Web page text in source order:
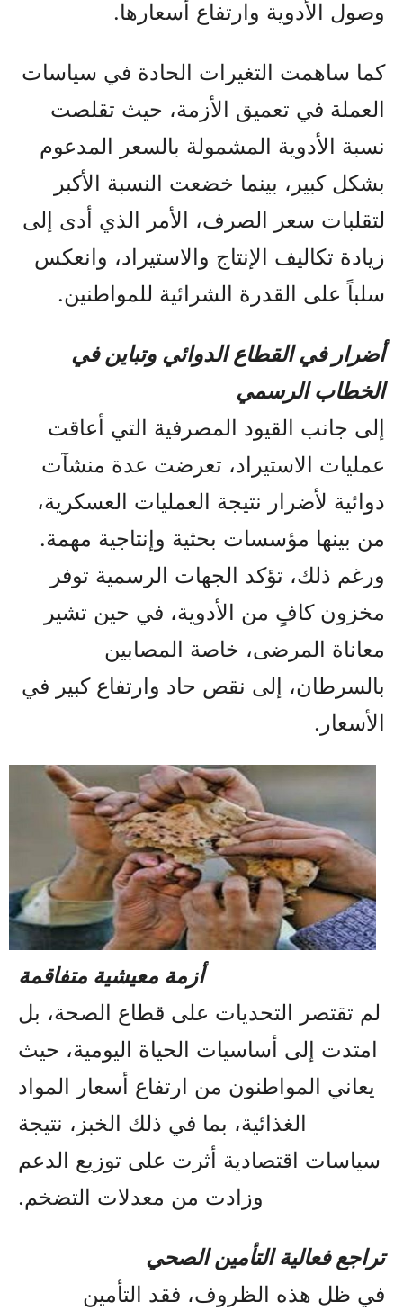
وصول الأدوية وارتفاع أسعارها.
كما ساهمت التغيرات الحادة في سياسات
العملة في تعميق الأزمة، حيث تقلصت
نسبة الأدوية المشمولة بالسعر المدعوم
بشكل كبير، بينما خضعت النسبة الأكبر
لتقلبات سعر الصرف، الأمر الذي أدى إلى
زيادة تكاليف الإنتاج والاستيراد، وانعكس
سلباً على القدرة الشرائية للمواطنين.
أضرار في القطاع الدوائي وتباين في
الخطاب الرسمي
إلى جانب القيود المصرفية التي أعاقت
عمليات الاستيراد، تعرضت عدة منشآت
دوائية لأضرار نتيجة العمليات العسكرية،
من بينها مؤسسات بحثية وإنتاجية مهمة.
ورغم ذلك، تؤكد الجهات الرسمية توفر
مخزون كافٍ من الأدوية، في حين تشير
معاناة المرضى، خاصة المصابين
بالسرطان، إلى نقص حاد وارتفاع كبير في
الأسعار.
أزمة معيشية متفاقمة
لم تقتصر التحديات على قطاع الصحة، بل
امتدت إلى أساسيات الحياة اليومية، حيث
يعاني المواطنون من ارتفاع أسعار المواد
الغذائية، بما في ذلك الخبز، نتيجة
سياسات اقتصادية أثرت على توزيع الدعم
وزادت من معدلات التضخم.
تراجع فعالية التأمين الصحي
في ظل هذه الظروف، فقد التأمين